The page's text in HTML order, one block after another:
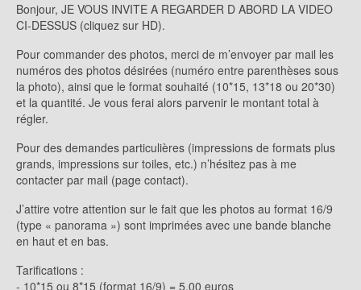
Bonjour, JE VOUS INVITE A REGARDER D ABORD LA VIDEO
CI-DESSUS (cliquez sur HD).
Pour commander des photos, merci de m’envoyer par mail les
numéros des photos désirées (numéro entre parenthèses sous
la photo), ainsi que le format souhaité (10*15, 13*18 ou 20*30)
et la quantité. Je vous ferai alors parvenir le montant total à
régler.
Pour des demandes particulières (impressions de formats plus
grands, impressions sur toiles, etc.) n’hésitez pas à me
contacter par mail (page contact).
J’attire votre attention sur le fait que les photos au format 16/9
(type « panorama ») sont imprimées avec une bande blanche
en haut et en bas.
Tarifications :
- 10*15 ou 8*15 (format 16/9) = 5.00 euros